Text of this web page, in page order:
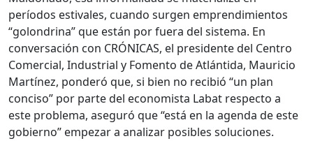
períodos estivales, cuando surgen emprendimientos
“golondrina” que están por fuera del sistema. En
conversación con CRÓNICAS, el presidente del Centro
Comercial, Industrial y Fomento de Atlántida, Mauricio
Martínez, ponderó que, si bien no recibió “un plan
conciso” por parte del economista Labat respecto a
este problema, aseguró que “está en la agenda de este
gobierno” empezar a analizar posibles soluciones.